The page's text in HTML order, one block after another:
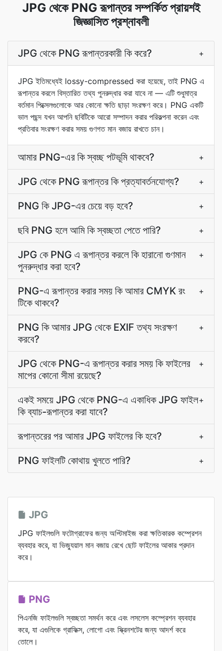
JPG থেকে PNG রূপান্তর সম্পর্কিত প্রায়শই
জিজ্ঞাসিত প্রশ্নাবলী
JPG থেকে PNG রূপান্তরকারী কি করে? +
JPG ইতিমধ্যেই lossy-compressed করা হয়েছে, তাই PNG এ
রূপান্তর করলে বিস্তারিত তথ্য পুনরুদ্ধার করা যাবে না — এটি শুধুমাত্র
বর্তমান পিক্সেলগুলোকে আর কোনো ক্ষতি ছাড়া সংরক্ষণ করে। PNG একটি
ভাল পছন্দ যখন আপনি ছবিটিকে আরো সম্পাদন করার পরিকল্পনা করেন এবং
প্রতিবার সংরক্ষণ করার সময় গুণগত মান বজায় রাখতে চান।
আমার PNG-এর কি স্বচ্ছ পটভূমি থাকবে? +
JPG থেকে PNG রূপান্তর কি প্রত্যাবর্তনযোগ্য? +
PNG কি JPG-এর চেয়ে বড় হবে? +
ছবি PNG হলে আমি কি স্বচ্ছতা পেতে পারি? +
JPG কে PNG এ রূপান্তর করলে কি হারানো গুণমান
পুনরুদ্ধার করা হবে?
+
PNG-এ রূপান্তর করার সময় কি আমার CMYK রং
টিকে থাকবে?
+
PNG কি আমার JPG থেকে EXIF তথ্য সংরক্ষণ
করবে?
+
JPG থেকে PNG-এ রূপান্তর করার সময় কি ফাইলের
মাপের কোনো সীমা রয়েছে?
+
একই সময়ে JPG থেকে PNG-এ একাধিক JPG ফাইল
কি ব্যাচ-রূপান্তর করা যাবে?
+
রূপান্তরের পর আমার JPG ফাইলের কি হবে? +
PNG ফাইলটি কোথায় খুলতে পারি? +
JPG
JPG ফাইলগুলি ফটোগ্রাফের জন্য অপ্টিমাইজ করা ক্ষতিকারক কম্প্রেশন
ব্যবহার করে, যা ভিজ্যুয়াল মান বজায় রেখে ছোট ফাইলের আকার প্রদান
করে।
PNG
পিএনজি ফাইলগুলি স্বচ্ছতা সমর্থন করে এবং লসলেস কম্প্রেশন ব্যবহার
করে, যা এগুলিকে গ্রাফিক্স, লোগো এবং স্ক্রিনশটের জন্য আদর্শ করে
তোলে।